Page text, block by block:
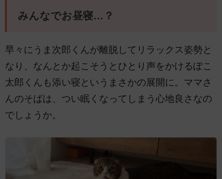
みんなでお昼寝…？
早々にうま次郎くんが離脱してリラックス姿勢と
なり、なんとか起こそうとひとり声をかけるぽこ
太郎くんも添い寝というまさかの展開に。ママさ
んのそばは、つい眠くなってしまう心地良さなの
でしょうか。